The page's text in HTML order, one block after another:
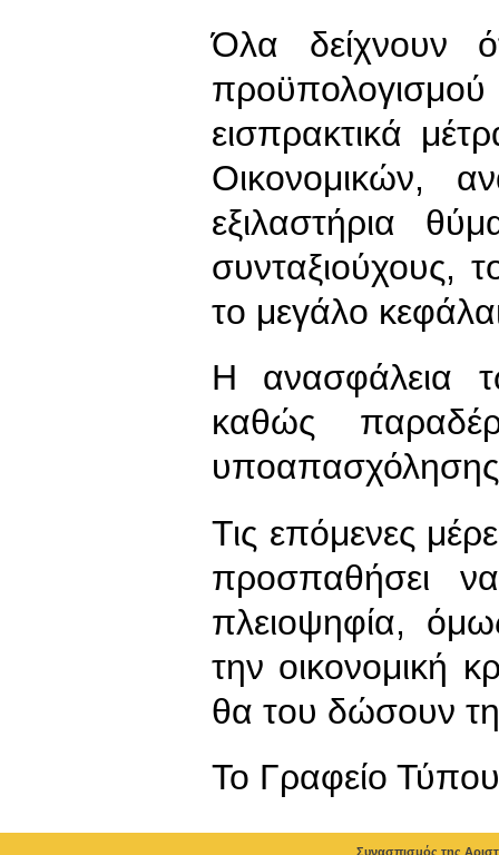
Όλα δείχνουν
εισπρακτικά
Οικονομικών,
εξιλαστήρια
συνταξιούχους,
το μεγάλο
Η ανασφάλεια
καθώς
Τις επόμενες
προσπαθήσει
πλειοψηφία,
την οικονομική
θα του δώσουν
To Γραφείο Τύπου
Συνασπισμός της